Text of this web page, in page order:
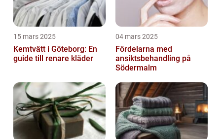
15 mars 2025
Kemtvätt i Göteborg: En
guide till renare kläder
04 mars 2025
Fördelarna med
ansiktsbehandling på
Södermalm